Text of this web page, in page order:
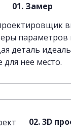
01. Замер
деталь
нее место.
02. 3D